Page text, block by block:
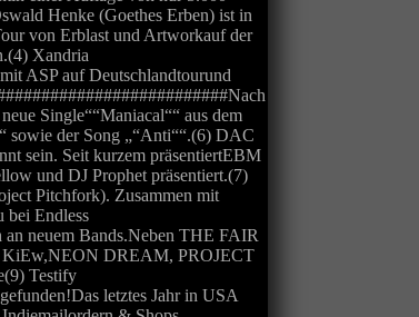
Henke (Goethes Erben) ist in
von Erblast und Artworkauf der
Xandria
ASP auf Deutschlandtourund
Single““Maniacal““ aus dem
sowie der Song „“Anti““.(6) DAC
sein. Seit kurzem präsentiertEBM
und DJ Prophet präsentiert.(7)
Pitchfork). Zusammen mit
bei Endless
neuem Bands.Neben THE FAIR
DREAM, PROJECT
Testify
letztes Jahr in USA